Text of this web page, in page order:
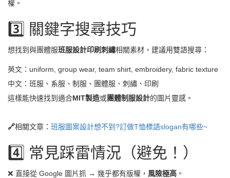
權。
3️⃣ 關鍵字搜尋技巧
想找到與團體服班服設計印刷刺繡相關素材，建議用雙語搜尋：
英文：uniform, group wear, team shirt, embroidery, fabric texture
中文：班服、系服、制服、團體服、刺繡、印刷
這樣能快速找到適合MIT製造或團體制服設計的圖片靈感。
🔗相關文章： 班服圖案設計想不到?訂做T恤標語slogan有哪些~
4️⃣ 常見踩雷情況（避免！）
❌ 直接從 Google 圖片抓 → 幾乎都有版權， 風險極高 。